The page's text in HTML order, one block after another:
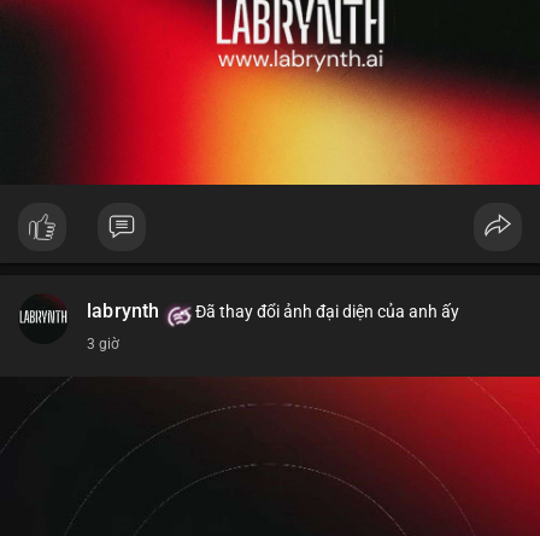
labrynth Đã thay đổi ảnh đại diện của anh ấy
3 giờ